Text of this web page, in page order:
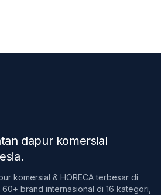
dapur komersial
.
komersial & HORECA terbesar di
brand internasional di 16 kategori,